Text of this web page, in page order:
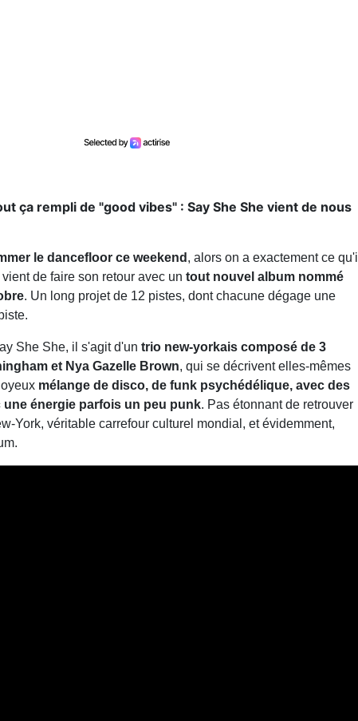
ça rempli de "good vibes" : Say She She vient de nous
le dancefloor ce weekend , alors on a exactement ce qu'il
vient de faire son retour avec un tout nouvel album nommé
. Un long projet de 12 pistes, dont chacune dégage une
She She, il s'agit d'un trio new-yorkais composé de 3
et Nya Gazelle Brown, qui se décrivent elles-mêmes
mélange de disco, de funk psychédélique, avec des
énergie parfois un peu punk. Pas étonnant de retrouver
York, véritable carrefour culturel mondial, et évidemment,